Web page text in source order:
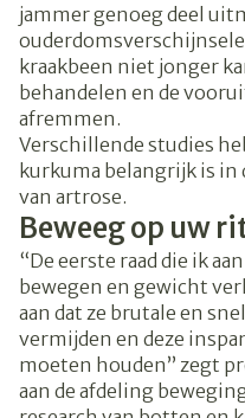
jammer genoeg deel
kraakbeen niet jonger
behandelen en de
afremmen.
Verschillende studies
kurkuma belangrijk is
van artrose.
Beweeg op uw
“De eerste raad die ik
bewegen en gewicht
aan dat ze brutale en
vermijden en deze
moeten houden” zegt
aan de afdeling